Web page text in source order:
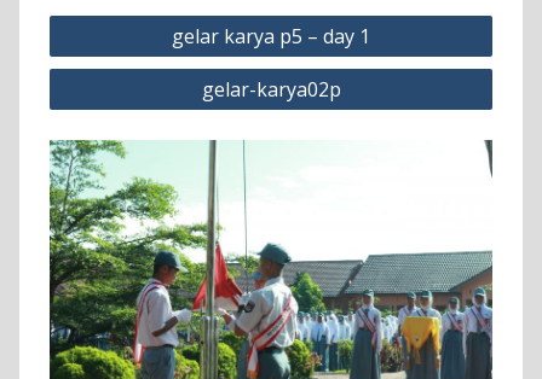
Navigasi
pos
gelar karya p5 – day 1
gelar-karya02p